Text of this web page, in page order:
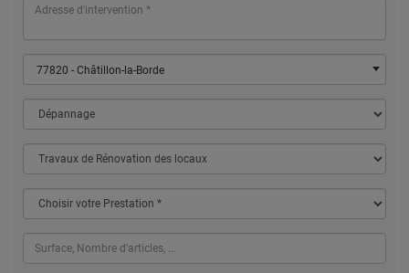
77820 - Châtillon-la-Borde